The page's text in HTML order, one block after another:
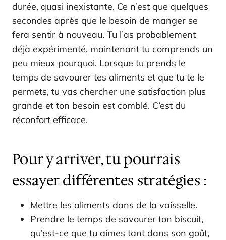
durée, quasi inexistante. Ce n’est que quelques
secondes après que le besoin de manger se
fera sentir à nouveau. Tu l’as probablement
déjà expérimenté, maintenant tu comprends un
peu mieux pourquoi. Lorsque tu prends le
temps de savourer tes aliments et que tu te le
permets, tu vas chercher une satisfaction plus
grande et ton besoin est comblé. C’est du
réconfort efficace.
Pour y arriver, tu pourrais
essayer différentes stratégies :
Mettre les aliments dans de la vaisselle.
Prendre le temps de savourer ton biscuit,
qu’est-ce que tu aimes tant dans son goût,